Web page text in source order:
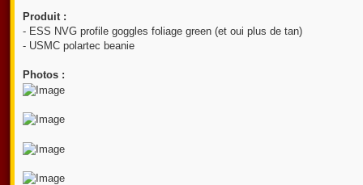
Produit :
- ESS NVG profile goggles foliage green (et oui plus de tan)
- USMC polartec beanie
Photos :